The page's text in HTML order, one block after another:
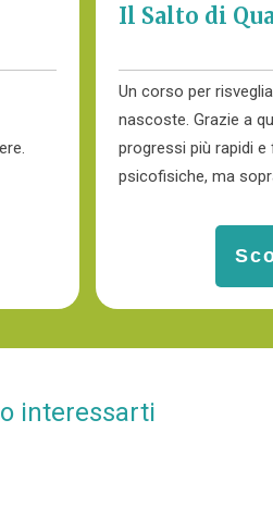
Il Salto di
Un corso per
nascoste. Grazie a
progressi più rapidi
psicofisiche, ma
interessarti